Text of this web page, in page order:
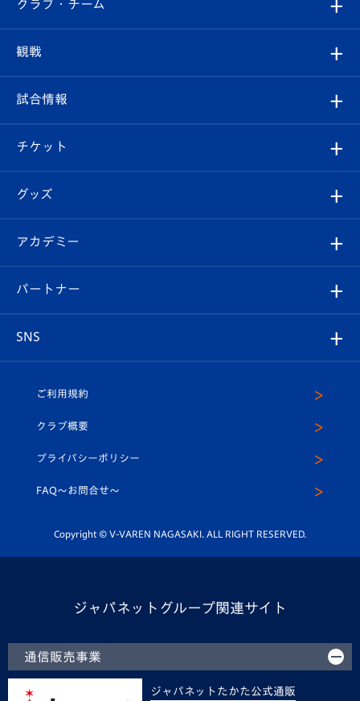
クラブ
試合情報
チケット
イベント
メディア
ホームタウン
クラブ・チーム
クラブ概要
エンブレム紹介
スタッフプロフィール
マスコット紹介
平和祈念活動
ホームタウン活動
観戦
観戦ルール
はじめての観戦ガイド
Revive Team
ヴィヴィくんの長崎おもてなしガイド
試合情報
試合日程/結果
フォトギャラリー
スタジアムグルメ
チケット
チケット
V-LOVERS（ファンクラブ）
プレイヤーズスイート
グッズ
オンラインショップ
店舗情報
アカデミー
育成からのお知らせ
U-18
スクール
パートナー
SNS
ヴィヴィくんインスタグラム
公式LINE＠
ご利用規約
クラブ概要
プライバシーポリシー
FAQ〜お問合せ〜
Copyright © V-VAREN NAGASAKI. ALL RIGHT RESERVED.
ジャパネットグループ関連サイト
通信販売事業
ジャパネットたかた公式通販